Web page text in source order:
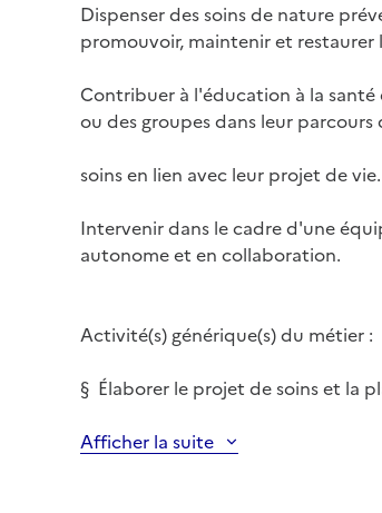
Dispenser des soins de nature
promouvoir, maintenir et restaurer
Contribuer à l'éducation à la
ou des groupes dans leur parcours
soins en lien avec leur projet de vie.
Intervenir dans le cadre d'une
autonome et en collaboration.
Activité(s) générique(s) du métier :
§ Élaborer le projet de soins et la
Afficher la suite